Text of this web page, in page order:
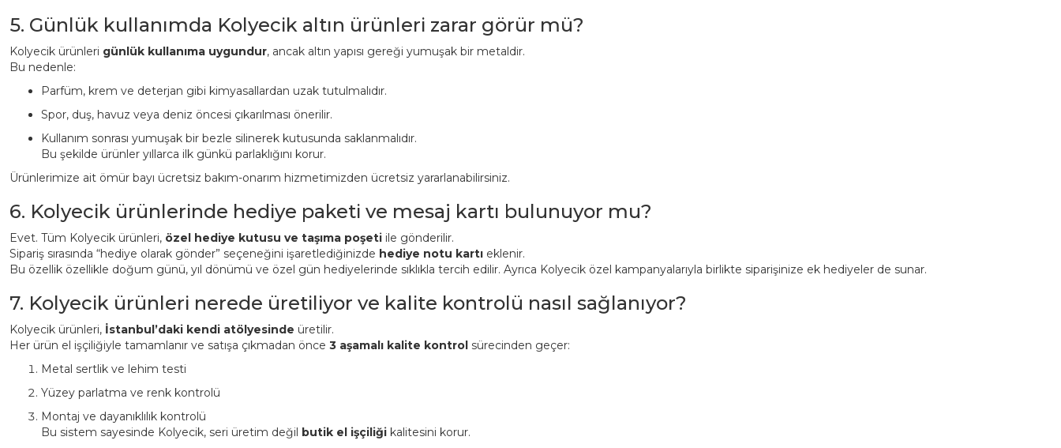
5. Günlük kullanımda Kolyecik altın ürünleri zarar görür mü?
Kolyecik ürünleri günlük kullanıma uygundur, ancak altın yapısı gereği yumuşak bir metaldir.
Bu nedenle:
Parfüm, krem ve deterjan gibi kimyasallardan uzak tutulmalıdır.
Spor, duş, havuz veya deniz öncesi çıkarılması önerilir.
Kullanım sonrası yumuşak bir bezle silinerek kutusunda saklanmalıdır.
Bu şekilde ürünler yıllarca ilk günkü parlaklığını korur.
Ürünlerimize ait ömür bayı ücretsiz bakım-onarım hizmetimizden ücretsiz yararlanabilirsiniz.
6. Kolyecik ürünlerinde hediye paketi ve mesaj kartı bulunuyor mu?
Evet. Tüm Kolyecik ürünleri, özel hediye kutusu ve taşıma poşeti ile gönderilir.
Sipariş sırasında “hediye olarak gönder” seçeneğini işaretlediğinizde hediye notu kartı eklenir.
Bu özellik özellikle doğum günü, yıl dönümü ve özel gün hediyelerinde sıklıkla tercih edilir. Ayrıca Kolyecik özel kampanyalarıyla birlikte siparişinize ek hediyeler de sunar.
7. Kolyecik ürünleri nerede üretiliyor ve kalite kontrolü nasıl sağlanıyor?
Kolyecik ürünleri, İstanbul’daki kendi atölyesinde üretilir.
Her ürün el işçiliğiyle tamamlanır ve satışa çıkmadan önce 3 aşamalı kalite kontrol sürecinden geçer:
Metal sertlik ve lehim testi
Yüzey parlatma ve renk kontrolü
Montaj ve dayanıklılık kontrolü
Bu sistem sayesinde Kolyecik, seri üretim değil butik el işçiliği kalitesini korur.